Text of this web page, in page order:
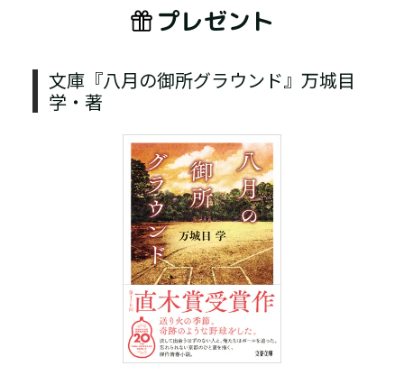
プレゼント
文庫『八月の御所グラウンド』万城目
学・著